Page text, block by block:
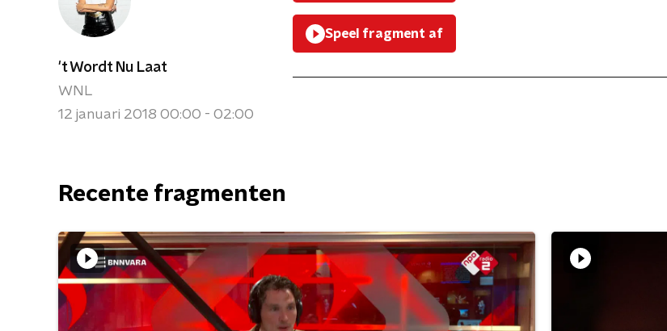
't Wordt Nu Laat
WNL
12 januari 2018 00:00 - 02:00
Speel fragment af
Recente fragmenten